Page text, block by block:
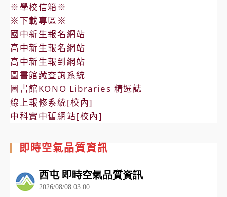
※學校信箱※
※下載專區※
國中新生報名網站
高中新生報名網站
高中新生報到網站
圖書館藏查詢系統
圖書館KONO Libraries 精選誌
線上報修系統[校內]
中科實中舊網站[校內]
即時空氣品質資訊